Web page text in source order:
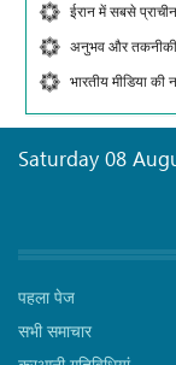
ईरान में सबसे
अनुभव और तकनीकी
भारतीय मीडिया
Saturday 08
पहला पेज
सभी समाचार